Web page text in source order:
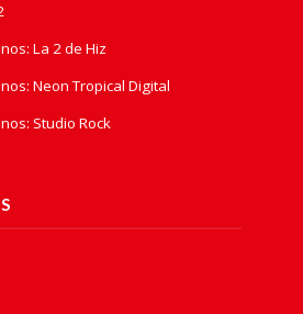
La 2 de Hiz
Neon Tropical Digital
Studio Rock